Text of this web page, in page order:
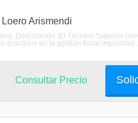
Arismendi
Descripción: El Técnico Superior
prácticos en la gestión fiscal implantad
Consultar Precio